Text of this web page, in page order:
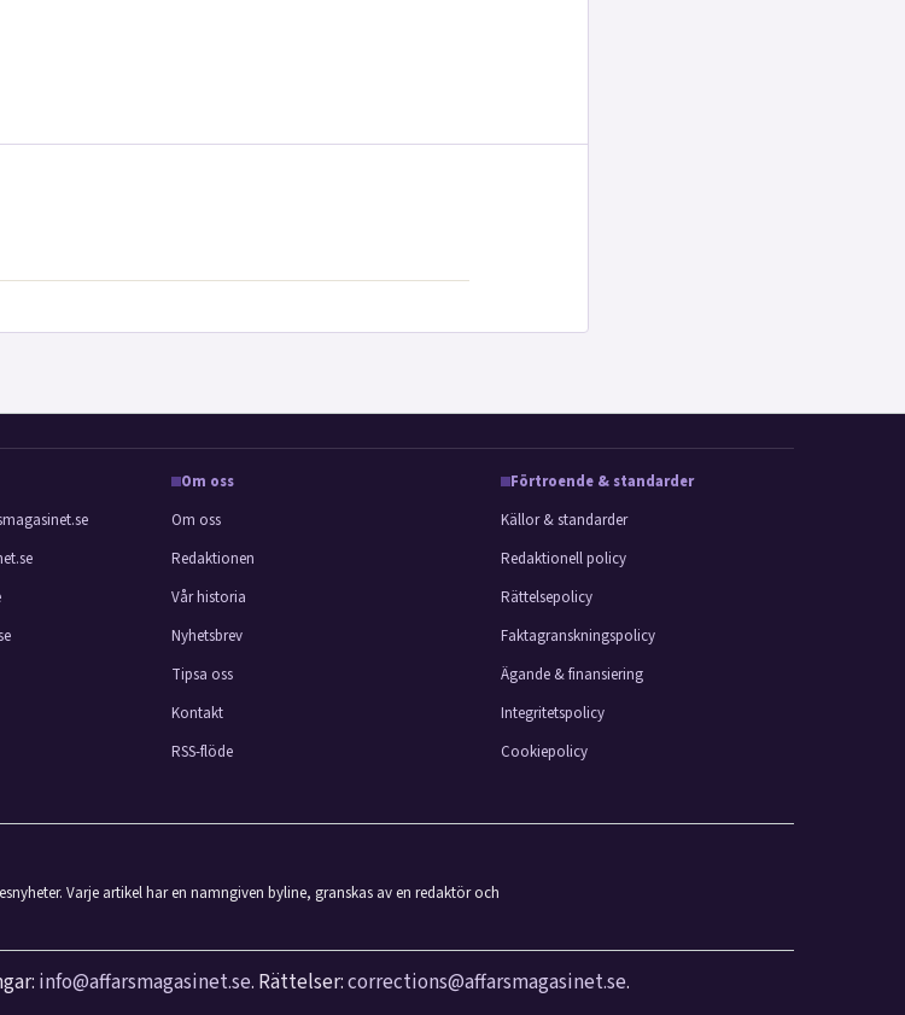
Om oss
Om oss
Redaktionen
Vår historia
Nyhetsbrev
Tipsa oss
Kontakt
RSS-flöde
Förtroende & standarder
Källor & standarder
Redaktionell policy
Rättelsepolicy
Faktagranskningspolicy
Ägande & finansiering
Integritetspolicy
Cookiepolicy
Varje artikel har en namngiven byline, granskas av en redaktör och
info@affarsmagasinet.se. Rättelser:corrections@affarsmagasinet.se.